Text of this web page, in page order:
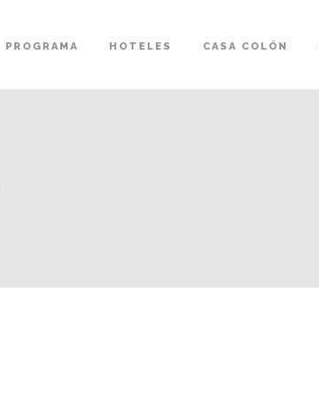
PROGRAMA HOTELES CASA COLÓN